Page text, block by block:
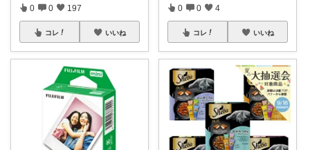
0 0 197
コレ いいね
0 0 4
コレ いいね